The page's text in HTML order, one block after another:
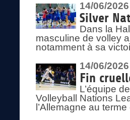
14/06/2026
Silver
Dans la
masculine de volley
notamment à sa
14/06/2026
Fin
L’équipe
Volleyball Nations
l’Allemagne au